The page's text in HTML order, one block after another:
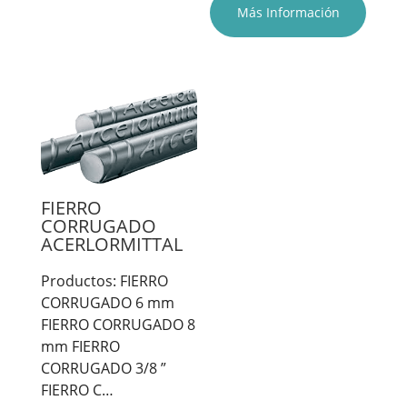
Más Información
FIERRO
CORRUGADO
ACERLORMITTAL
Productos: FIERRO
CORRUGADO 6 mm
FIERRO CORRUGADO 8
mm FIERRO
CORRUGADO 3/8 ”
FIERRO C…